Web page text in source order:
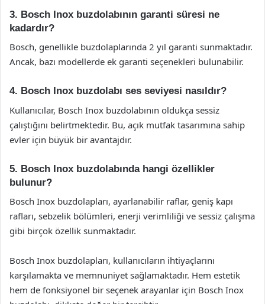
3. Bosch Inox buzdolabının garanti süresi ne
kadardır?
Bosch, genellikle buzdolaplarında 2 yıl garanti sunmaktadır.
Ancak, bazı modellerde ek garanti seçenekleri bulunabilir.
4. Bosch Inox buzdolabı ses seviyesi nasıldır?
Kullanıcılar, Bosch Inox buzdolabının oldukça sessiz
çalıştığını belirtmektedir. Bu, açık mutfak tasarımına sahip
evler için büyük bir avantajdır.
5. Bosch Inox buzdolabında hangi özellikler
bulunur?
Bosch Inox buzdolapları, ayarlanabilir raflar, geniş kapı
rafları, sebzelik bölümleri, enerji verimliliği ve sessiz çalışma
gibi birçok özellik sunmaktadır.
Bosch Inox buzdolapları, kullanıcıların ihtiyaçlarını
karşılamakta ve memnuniyet sağlamaktadır. Hem estetik
hem de fonksiyonel bir seçenek arayanlar için Bosch Inox